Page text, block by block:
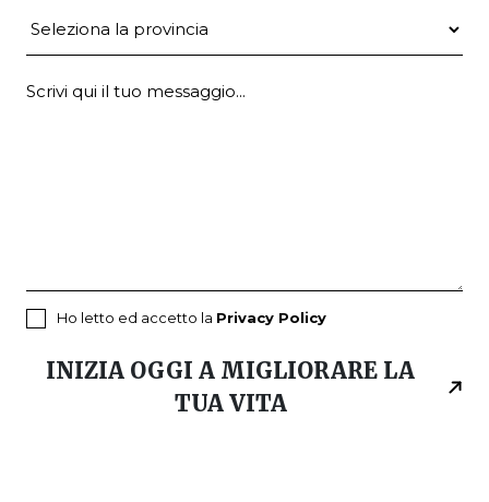
Ho letto ed accetto la Privacy Policy
INIZIA OGGI A MIGLIORARE LA
TUA VITA